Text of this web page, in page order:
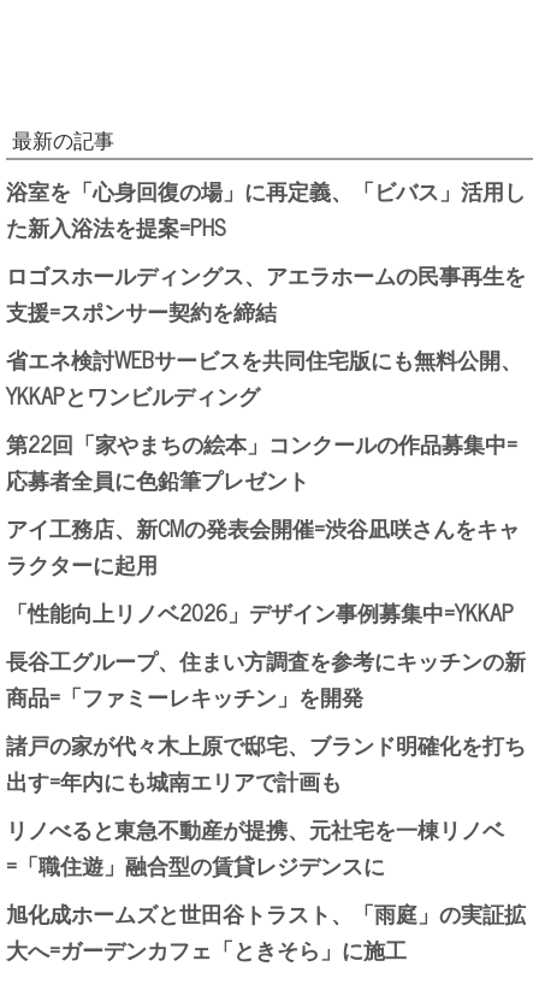
最新の記事
浴室を「心身回復の場」に再定義、「ビバス」活用し
た新入浴法を提案=PHS
ロゴスホールディングス、アエラホームの民事再生を
支援=スポンサー契約を締結
省エネ検討WEBサービスを共同住宅版にも無料公開、
YKKAPとワンビルディング
第22回「家やまちの絵本」コンクールの作品募集中=
応募者全員に色鉛筆プレゼント
アイ工務店、新CMの発表会開催=渋谷凪咲さんをキャ
ラクターに起用
「性能向上リノベ2026」デザイン事例募集中=YKKAP
長谷工グループ、住まい方調査を参考にキッチンの新
商品=「ファミーレキッチン」を開発
諸戸の家が代々木上原で邸宅、ブランド明確化を打ち
出す=年内にも城南エリアで計画も
リノべると東急不動産が提携、元社宅を一棟リノベ
=「職住遊」融合型の賃貸レジデンスに
旭化成ホームズと世田谷トラスト、「雨庭」の実証拡
大へ=ガーデンカフェ「ときそら」に施工